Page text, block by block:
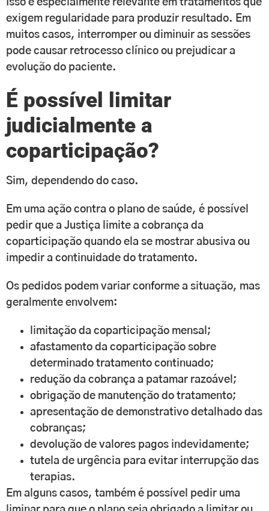
Isso é especialmente relevante em tratamentos que
exigem regularidade para produzir resultado. Em
muitos casos, interromper ou diminuir as sessões
pode causar retrocesso clínico ou prejudicar a
evolução do paciente.
É possível limitar
judicialmente a
coparticipação?
Sim, dependendo do caso.
Em uma ação contra o plano de saúde, é possível
pedir que a Justiça limite a cobrança da
coparticipação quando ela se mostrar abusiva ou
impedir a continuidade do tratamento.
Os pedidos podem variar conforme a situação, mas
geralmente envolvem:
limitação da coparticipação mensal;
afastamento da coparticipação sobre
determinado tratamento continuado;
redução da cobrança a patamar razoável;
obrigação de manutenção do tratamento;
apresentação de demonstrativo detalhado das
cobranças;
devolução de valores pagos indevidamente;
tutela de urgência para evitar interrupção das
terapias.
Em alguns casos, também é possível pedir uma